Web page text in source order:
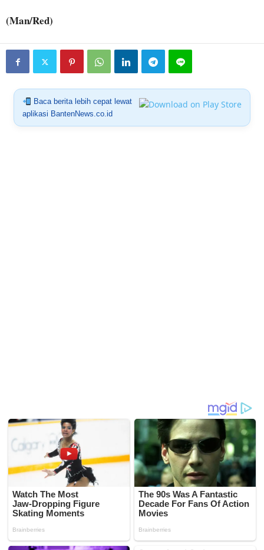
(Man/Red)
Baca berita lebih cepat lewat
aplikasi BantenNews.co.id